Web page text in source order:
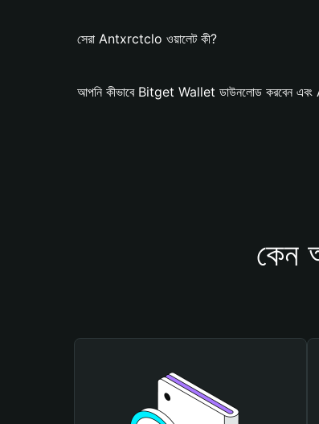
সেরা Antxrctclo ওয়ালেট কী?
আপনি কীভাবে Bitget Wallet ডাউনলোড করবেন এবং
কেন